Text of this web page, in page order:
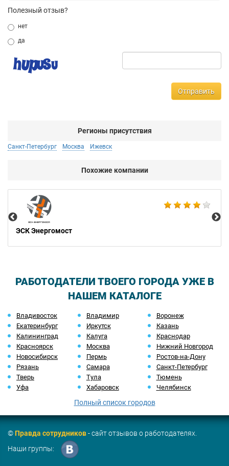
Полезный отзыв?
нет
да
Отправить
Регионы присутствия
Санкт-Петербург Москва Ижевск
Похожие компании
ЭСК Энергомост
РАБОТОДАТЕЛИ ТВОЕГО ГОРОДА УЖЕ В
НАШЕМ КАТАЛОГЕ
Владивосток Владимир
Воронеж
Екатеринбург
Иркутск
Казань
Калининград
Калуга
Краснодар
Красноярск
Москва
Нижний Новгород
Новосибирск
Пермь
Ростов-на-Дону
Рязань
Самара
Санкт-Петербург
Тверь
Тула
Тюмень
Уфа
Хабаровск Челябинск
Полный список городов
©Правда сотрудников- сайт отзывов о работодателях.
Наши группы: